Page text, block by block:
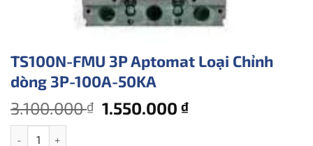
TS100N-FMU 3P Aptomat Loại Chỉnh
dòng 3P-100A-50KA
3.100.000₫ Giá
1.550.000₫Giá